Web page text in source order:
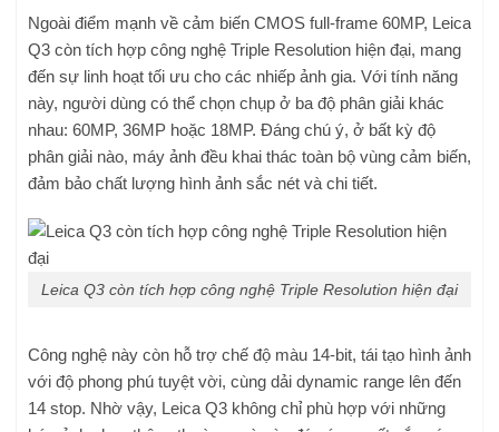
Ngoài điểm mạnh về cảm biến CMOS full-frame 60MP, Leica
Q3 còn tích hợp công nghệ Triple Resolution hiện đại, mang
đến sự linh hoạt tối ưu cho các nhiếp ảnh gia. Với tính năng
này, người dùng có thể chọn chụp ở ba độ phân giải khác
nhau: 60MP, 36MP hoặc 18MP. Đáng chú ý, ở bất kỳ độ
phân giải nào, máy ảnh đều khai thác toàn bộ vùng cảm biến,
đảm bảo chất lượng hình ảnh sắc nét và chi tiết.
Leica Q3 còn tích hợp công nghệ Triple Resolution hiện đại
Công nghệ này còn hỗ trợ chế độ màu 14-bit, tái tạo hình ảnh
với độ phong phú tuyệt vời, cùng dải dynamic range lên đến
14 stop. Nhờ vậy, Leica Q3 không chỉ phù hợp với những